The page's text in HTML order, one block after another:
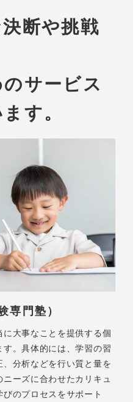
断や挑戦
サービス
す。
専門塾）
に大事なことを提供する個
。具体的には、学習の習
分析などを行い質と量を
ーズに合わせたカリキュ
のプロセスをサポート